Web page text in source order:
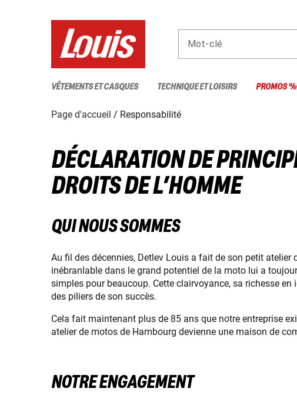
Mot-clé
VÊTEMENTS ET CASQUES TECHNIQUE ET LOISIRS PROMOS %
Page d'accueil Responsabilité
DÉCLARATION DE
DROITS DE L’HOMME
QUI NOUS SOMMES
Au fil des décennies, Detlev Louis a fait de son petit
inébranlable dans le grand potentiel de la moto lui a
simples pour beaucoup. Cette clairvoyance, sa richesse
des piliers de son succès.
Cela fait maintenant plus de 85 ans que notre entreprise
atelier de motos de Hambourg devienne une maison de
NOTRE ENGAGEMENT